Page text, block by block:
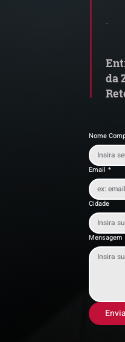
reforma
modelos
da
Nome
Email *
Cidade
Mensagem